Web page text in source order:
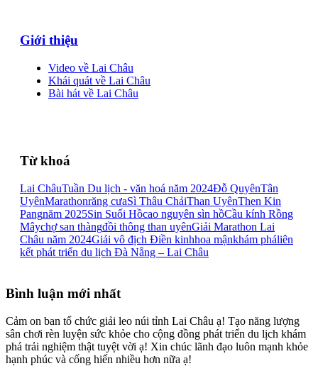
Giới thiệu
Video về Lai Châu
Khái quát về Lai Châu
Bài hát về Lai Châu
Từ khoá
Lai ChâuTuần Du lịch - văn hoá năm 2024Đỗ QuyênTân
UyênMarathonrăng cưaSì Thâu ChảiThan UyênThen Kin
Pangnăm 2025Sin Suối Hồcao nguyên sìn hồCầu kính Rồng
Mâychợ san thàngđồi thông than uyênGiải Marathon Lai
Châu năm 2024Giải vô địch Điền kinhhoa mậnkhám pháliên
kết phát triển du lịch Đà Nẵng – Lai Châu
Bình luận mới nhất
Cảm on ban tổ chức giải leo núi tỉnh Lai Châu ạ! Tạo năng lượng
sân chơi rèn luyện sức khỏe cho cộng đồng phát triển du lịch khám
phá trải nghiệm thật tuyệt vời ạ! Xin chúc lãnh đạo luôn mạnh khỏe
hạnh phúc và cống hiến nhiều hơn nữa ạ!